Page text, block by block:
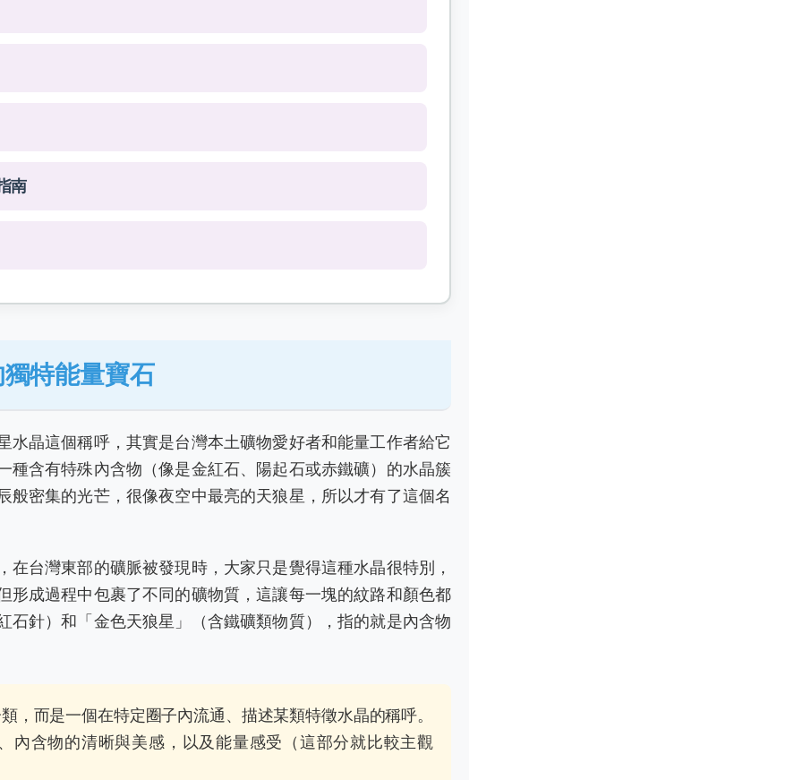
南
特能量寶石
晶這個稱呼，其實是台灣本土礦物愛好者和能量工作者給它
含有特殊內含物（像是金紅石、陽起石或赤鐵礦）的水晶簇
密集的光芒，很像夜空中最亮的天狼星，所以才有了這個名
台灣東部的礦脈被發現時，大家只是覺得這種水晶很特別，
形成過程中包裹了不同的礦物質，這讓每一塊的紋路和顏色都
針）和「金色天狼星」（含鐵礦類物質），指的就是內含物
，而是一個在特定圈子內流通、描述某類特徵水晶的稱呼。
內含物的清晰與美感，以及能量感受（這部分就比較主觀